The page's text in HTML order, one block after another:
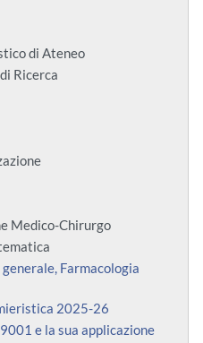
di Ateneo
Ricerca
Medico-Chirurgo
Farmacologia
2025-26
e la sua applicazione